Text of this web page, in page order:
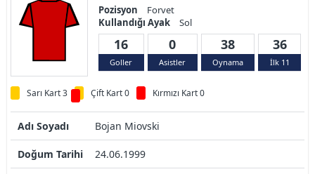
Pozisyon
Forvet
Kullandığı Ayak
Sol
16
Goller
0
Asistler
38
Oynama
36
İlk 11
Sarı Kart 3 Çift Kart 0 Kırmızı Kart 0
Adı Soyadı Bojan Miovski
Doğum Tarihi 24.06.1999